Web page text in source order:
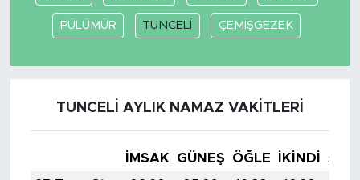
PÜLÜMÜR TUNCELİ ÇEMİŞGEZEK
TUNCELİ AYLIK NAMAZ VAKITLERI
İMSAK GÜNEŞ ÖĞLE İKINDI